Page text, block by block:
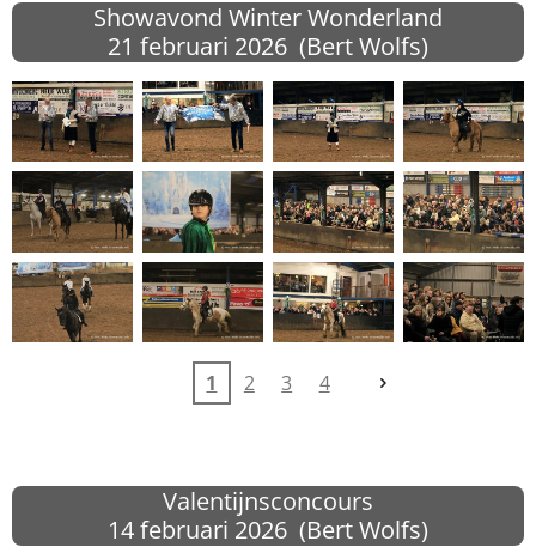
Showavond Winter Wonderland
21 februari 2026 (Bert Wolfs)
1 2 3 4
Valentijnsconcours
14 februari 2026 (Bert Wolfs)